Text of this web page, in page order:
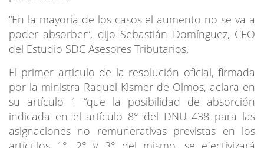
“En la mayoría de los casos el aumento no se va a
poder absorber”, dijo Sebastián Domínguez, CEO
del Estudio SDC Asesores Tributarios.
El primer artículo de la resolución oficial, firmada
por la ministra Raquel Kismer de Olmos, aclara en
su artículo 1 “que la posibilidad de absorción
indicada en el artículo 8° del DNU 438 para las
asignaciones no remunerativas previstas en los